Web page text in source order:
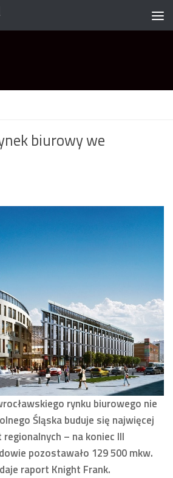
biurowy we
rynku biurowego nie
Śląska buduje się najwięcej
– na koniec III
pozostawało 129 500 mkw.
raport Knight Frank.